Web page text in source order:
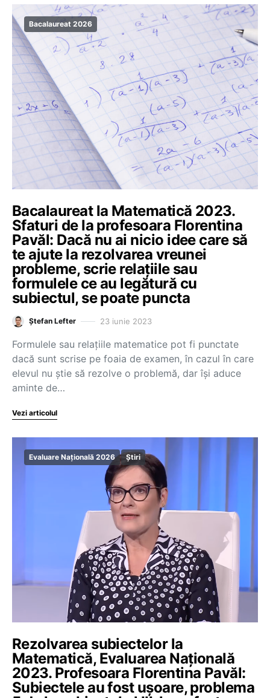
Bacalaureat 2026
Bacalaureat la Matematică 2023.
Sfaturi de la profesoara Florentina
Pavăl: Dacă nu ai nicio idee care să
te ajute la rezolvarea vreunei
probleme, scrie relațiile sau
formulele ce au legătură cu
subiectul, se poate puncta
Ștefan Lefter 23 iunie 2023
Formulele sau relațiile matematice pot fi punctate
dacă sunt scrise pe foaia de examen, în cazul în care
elevul nu știe să rezolve o problemă, dar își aduce
aminte de…
Vezi articolul
Evaluare Națională 2026 Știri
Rezolvarea subiectelor la
Matematică, Evaluarea Națională
2023. Profesoara Florentina Pavăl:
Subiectele au fost ușoare, problema